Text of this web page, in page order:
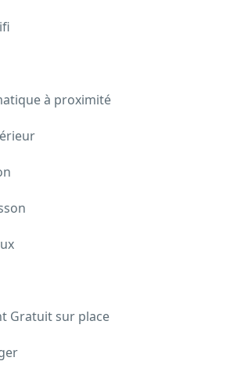
à proximité
Gratuit sur place